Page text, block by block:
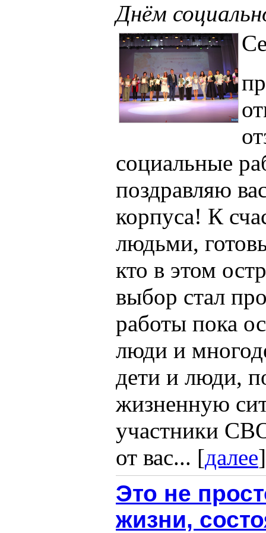
Днём
социальные
поздравляю
корпуса! К
людьми,
кто в этом
выбор стал
работы пока
люди и
дети и люди,
жизненную
участники
от вас... [далее]
Это не
жизни,